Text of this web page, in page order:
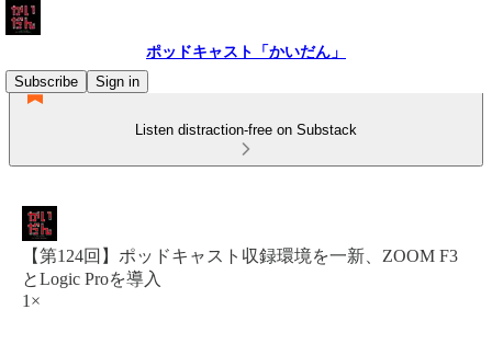
ポッドキャスト「かいだん」
Subscribe
Sign in
Listen distraction-free on Substack
【第124回】ポッドキャスト収録環境を一新、ZOOM F3
とLogic Proを導入
1×